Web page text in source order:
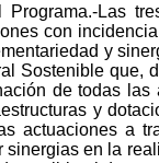
Programa.-Las
con
y
Sostenible que,
de todas
y
actuaciones a
sinergias en la